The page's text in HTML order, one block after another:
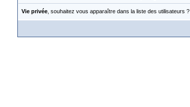
Vie privée, souhaitez vous apparaître dans la liste des utilisateurs ?